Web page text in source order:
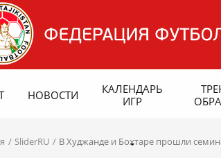
НОВОСТИ
КАЛЕНДАРЬ
ИГР
SliderRU В Худжанде и Бохтаре прошли